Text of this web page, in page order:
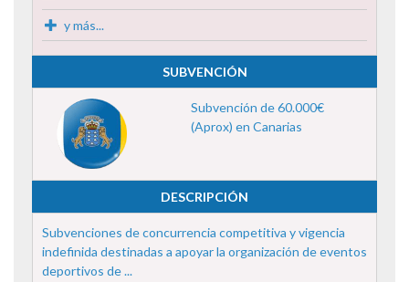
y más...
SUBVENCIÓN
Subvención de 60.000€
(Aprox) en Canarias
DESCRIPCIÓN
Subvenciones de concurrencia competitiva y vigencia
indefinida destinadas a apoyar la organización de eventos
deportivos de ...